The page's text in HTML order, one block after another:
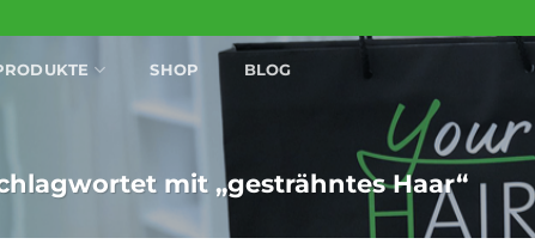
SHOP BLOG
mit „gesträhntes Haar“